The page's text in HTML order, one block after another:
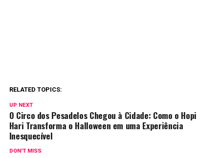
RELATED TOPICS:
UP NEXT
O Circo dos Pesadelos Chegou à Cidade: Como o Hopi
Hari Transforma o Halloween em uma Experiência
Inesquecível
DON'T MISS